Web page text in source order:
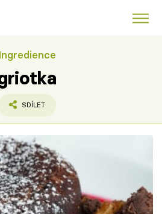
k večeři
Ingredience
SDÍLET